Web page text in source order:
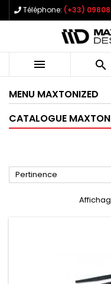
Téléphone: (+33)
 
MENU MAXTONIZED
CATALOGUE
Pertinence